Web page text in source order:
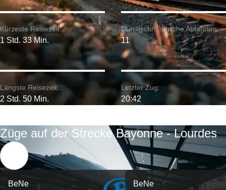
Kürzeste Reisezeit:
1 Std. 33 Min.
Längste Reisezeit:
2 Std. 50 Min.
Durchschn. tägliche Abfahrten:
11
Letzter Zug:
20:42
Züge auf der Strecke Bayonne - Lourdes
BeNe BeNe